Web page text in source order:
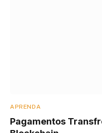
APRENDA
Pagamentos